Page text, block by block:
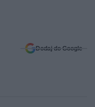
Dodaj do Google